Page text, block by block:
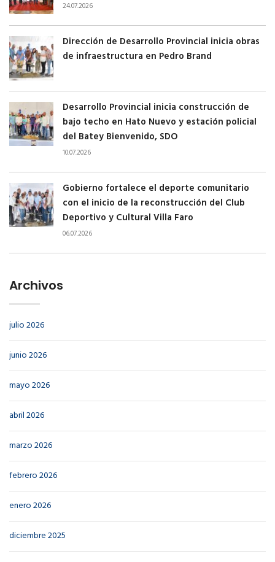
24.07.2026
Dirección de Desarrollo Provincial inicia obras
de infraestructura en Pedro Brand
Desarrollo Provincial inicia construcción de
bajo techo en Hato Nuevo y estación policial
del Batey Bienvenido, SDO
10.07.2026
Gobierno fortalece el deporte comunitario
con el inicio de la reconstrucción del Club
Deportivo y Cultural Villa Faro
06.07.2026
Archivos
julio 2026
junio 2026
mayo 2026
abril 2026
marzo 2026
febrero 2026
enero 2026
diciembre 2025